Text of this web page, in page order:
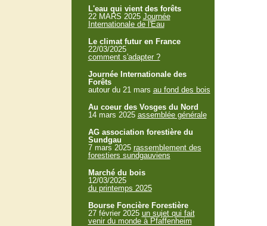
L'eau qui vient des forêts
22 MARS 2025 Journée
Internationale de l'Eau
Le climat futur en France
22/03/2025
comment s'adapter ?
Journée Internationale des
Forêts
autour du 21 mars au fond des bois
Au coeur des Vosges du Nord
14 mars 2025 assemblée générale
AG association forestière du
Sundgau
7 mars 2025 rassemblement des
forestiers sundgauviens
Marché du bois
12/03/2025
du printemps 2025
Bourse Foncière Forestière
27 février 2025 un sujet qui fait
venir du monde à Pfaffenheim